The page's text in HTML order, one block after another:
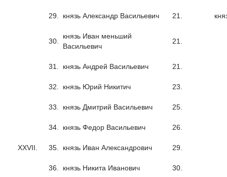
29. князь Александр Васильевич 21.
30.
князь Иван меньший
Васильевич
21.
31. князь Андрей Васильевич 21.
32. князь Юрий Никитич 23.
33. князь Дмитрий Васильевич 25.
34. князь Федор Васильевич 26.
XXVII. 35. князь Иван Александрович 29.
36. князь Никита Иванович 30.